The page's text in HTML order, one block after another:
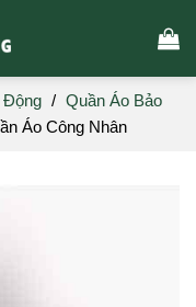
Động / Quần Áo Bảo
Áo Công Nhân